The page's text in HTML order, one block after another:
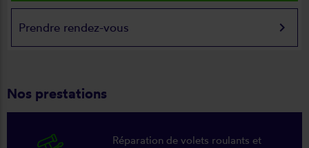
Prendre rendez-vous keyboard_arrow_right
Nos prestations
Réparation de volets roulants et